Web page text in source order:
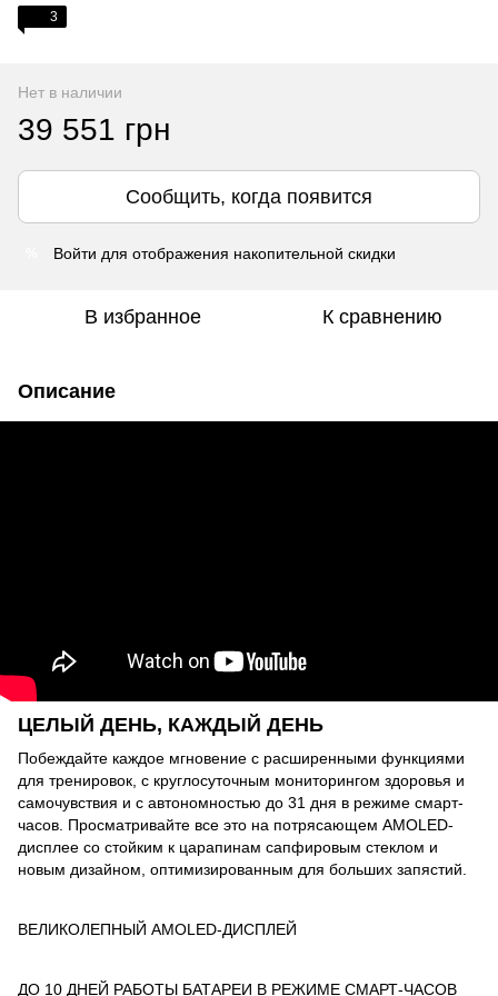
3
Нет в наличии
39 551 грн
Сообщить, когда появится
Войти для отображения накопительной скидки
В избранное К сравнению
Описание
ЦЕЛЫЙ ДЕНЬ, КАЖДЫЙ ДЕНЬ
Побеждайте каждое мгновение с расширенными функциями
для тренировок, с круглосуточным мониторингом здоровья и
самочувствия и с автономностью до 31 дня в режиме смарт-
часов. Просматривайте все это на потрясающем AMOLED-
дисплее со стойким к царапинам сапфировым стеклом и
новым дизайном, оптимизированным для больших запястий.
ВЕЛИКОЛЕПНЫЙ AMOLED-ДИСПЛЕЙ
ДО 10 ДНЕЙ РАБОТЫ БАТАРЕИ В РЕЖИМЕ СМАРТ-ЧАСОВ